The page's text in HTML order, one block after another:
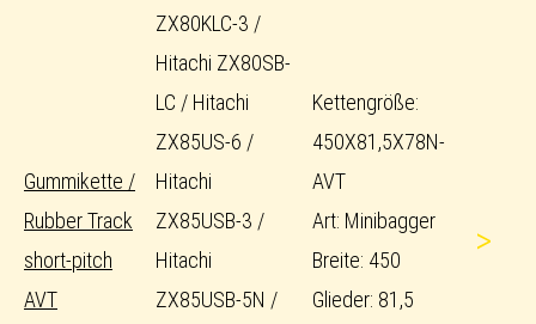
Gummikette /
Rubber Track
short-pitch
AVT
ZX80KLC-3 /
Hitachi ZX80SB-
LC / Hitachi
ZX85US-6 /
Hitachi
ZX85USB-3 /
Hitachi
ZX85USB-5N /
Kettengröße:
450X81,5X78N-
AVT
Art: Minibagger
Breite: 450
Glieder: 81,5
>